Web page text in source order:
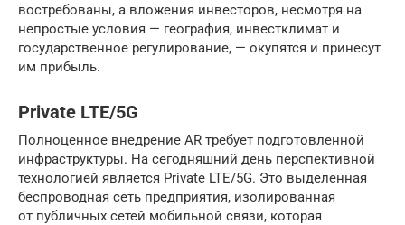
востребованы, а вложения инвесторов, несмотря на
непростые условия — география, инвестклимат и
государственное регулирование, — окупятся и принесут
им прибыль.
Private LTE/5G
Полноценное внедрение AR требует подготовленной
инфраструктуры. На сегодняшний день перспективной
технологией является Private LTE/5G. Это выделенная
беспроводная сеть предприятия, изолированная
от публичных сетей мобильной связи, которая